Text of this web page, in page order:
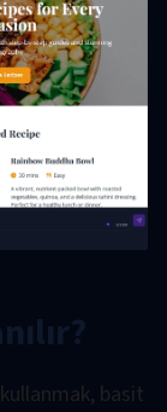
kullanmak, basit